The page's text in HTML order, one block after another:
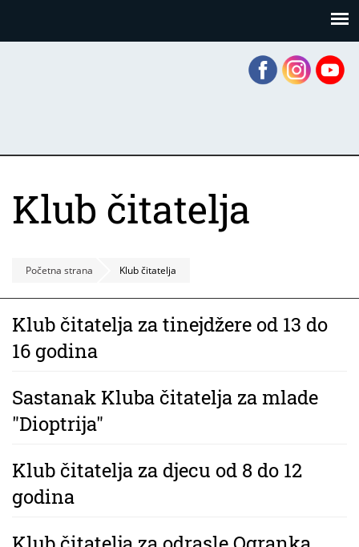
Klub čitatelja
Početna strana Klub čitatelja
Klub čitatelja za tinejdžere od 13 do
16 godina
Sastanak Kluba čitatelja za mlade
"Dioptrija"
Klub čitatelja za djecu od 8 do 12
godina